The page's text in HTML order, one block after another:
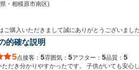
・相模原市南区)
購入いただきまして誠にありがとうございまし
永く、よろしくお願い致します。またのご来店を
的確な説明
5点接客： 5雰囲気： 5アフター： 5品質： 5
だき分かりやすかったです。 子供がいても安